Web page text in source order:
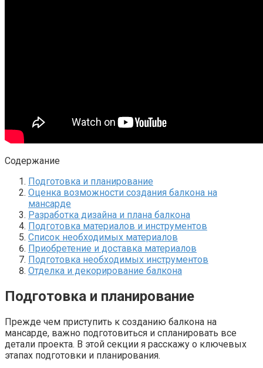
Содержание
Подготовка и планирование
Оценка возможности создания балкона на
мансарде
Разработка дизайна и плана балкона
Подготовка материалов и инструментов
Список необходимых материалов
Приобретение и доставка материалов
Подготовка необходимых инструментов
Отделка и декорирование балкона
Подготовка и планирование
Прежде чем приступить к созданию балкона на
мансарде, важно подготовиться и спланировать все
детали проекта.​ В этой секции я расскажу о ключевых
этапах подготовки и планирования.​